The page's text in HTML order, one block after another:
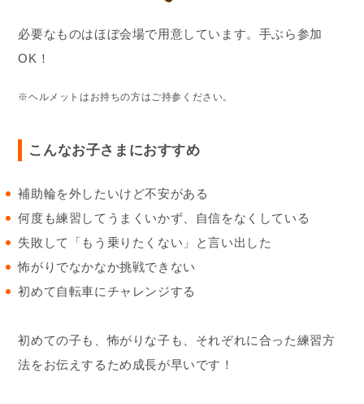
必要なものはほぼ会場で用意しています。手ぶら参加
OK！
※ヘルメットはお持ちの方はご持参ください。
こんなお子さまにおすすめ
補助輪を外したいけど不安がある
何度も練習してうまくいかず、自信をなくしている
失敗して「もう乗りたくない」と言い出した
怖がりでなかなか挑戦できない
初めて自転車にチャレンジする
初めての子も、怖がりな子も、それぞれに合った練習方
法をお伝えするため成長が早いです！